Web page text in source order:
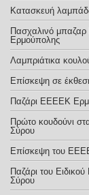
Κατασκευή
Πασχαλινό μπαζαρ
Ερμούπολης
Λαμπριάτικα
Επίσκεψη σε
Παζάρι ΕΕΕΕΚ
Πρώτο κουδούνι
Σύρου
Επίσκεψη του
Παζάρι του
Σύρου